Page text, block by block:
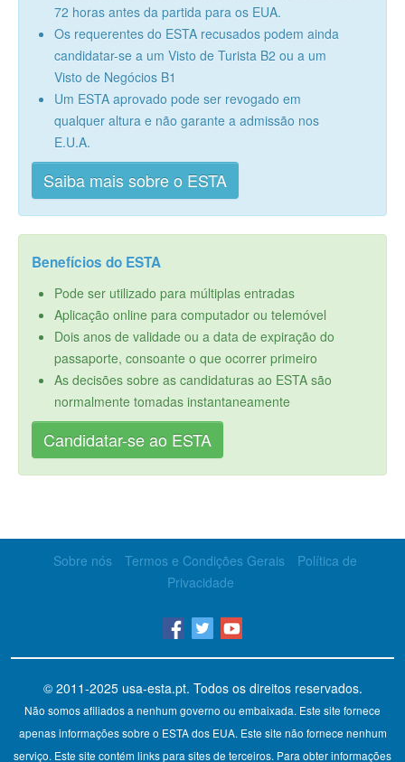
72 horas antes da partida para os EUA.
Os requerentes do ESTA recusados podem ainda
candidatar-se a um Visto de Turista B2 ou a um
Visto de Negócios B1
Um ESTA aprovado pode ser revogado em
qualquer altura e não garante a admissão nos
E.U.A.
Saiba mais sobre o ESTA
Benefícios do ESTA
Pode ser utilizado para múltiplas entradas
Aplicação online para computador ou telemóvel
Dois anos de validade ou a data de expiração do
passaporte, consoante o que ocorrer primeiro
As decisões sobre as candidaturas ao ESTA são
normalmente tomadas instantaneamente
Candidatar-se ao ESTA
Sobre nós Termos e Condições Gerais
Política de
Privacidade
© 2011-2025 usa-esta.pt. Todos os direitos reservados.
Não somos afiliados a nenhum governo ou embaixada. Este site fornece
apenas informações sobre o ESTA dos EUA. Este site não fornece nenhum
serviço. Este site contém links para sites de terceiros. Para obter informações